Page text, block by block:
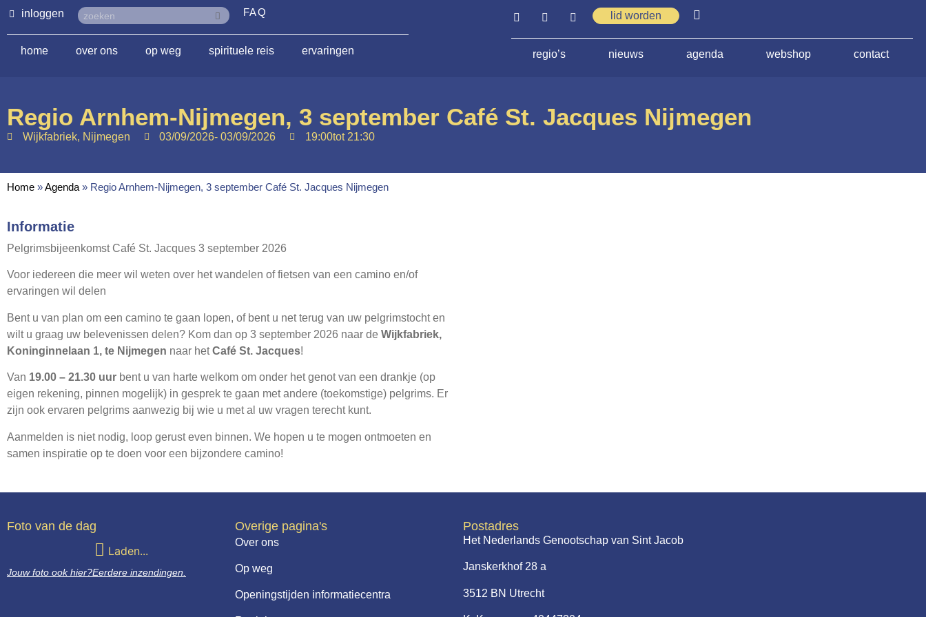
inloggen FAQ
home over ons op weg spirituele reis ervaringen
lid worden
regio’s nieuws agenda webshop contact
Regio Arnhem-Nijmegen, 3 september Café St. Jacques Nijmegen
Wijkfabriek, Nijmegen 03/09/2026- 03/09/2026 19:00tot 21:30
Home »Agenda » Regio Arnhem-Nijmegen, 3 september Café St. Jacques Nijmegen
Informatie
Pelgrimsbijeenkomst Café St. Jacques 3 september 2026
Voor iedereen die meer wil weten over het wandelen of fietsen van een camino en/of
ervaringen wil delen
Bent u van plan om een camino te gaan lopen, of bent u net terug van uw pelgrimstocht en
wilt u graag uw belevenissen delen? Kom dan op 3 september 2026 naar de Wijkfabriek,
Koninginnelaan 1, te Nijmegen naar hetCafé St. Jacques!
Van 19.00 – 21.30 uur bent u van harte welkom om onder het genot van een drankje (op
eigen rekening, pinnen mogelijk) in gesprek te gaan met andere (toekomstige) pelgrims. Er
zijn ook ervaren pelgrims aanwezig bij wie u met al uw vragen terecht kunt.
Aanmelden is niet nodig, loop gerust even binnen. We hopen u te mogen ontmoeten en
samen inspiratie op te doen voor een bijzondere camino!
Foto van de dag
Laden...
Jouw foto ook hier?Eerdere inzendingen.
Overige pagina's
Over ons
Op weg
Openingstijden informatiecentra
Postadres
Het Nederlands Genootschap van Sint Jacob
Janskerkhof 28 a
3512 BN Utrecht